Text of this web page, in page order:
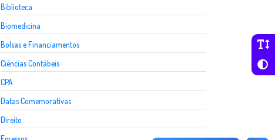
Biblioteca
Biomedicina
Bolsas e Financiamentos
Ciências Contábeis
CPA
Datas Comemorativas
Direito